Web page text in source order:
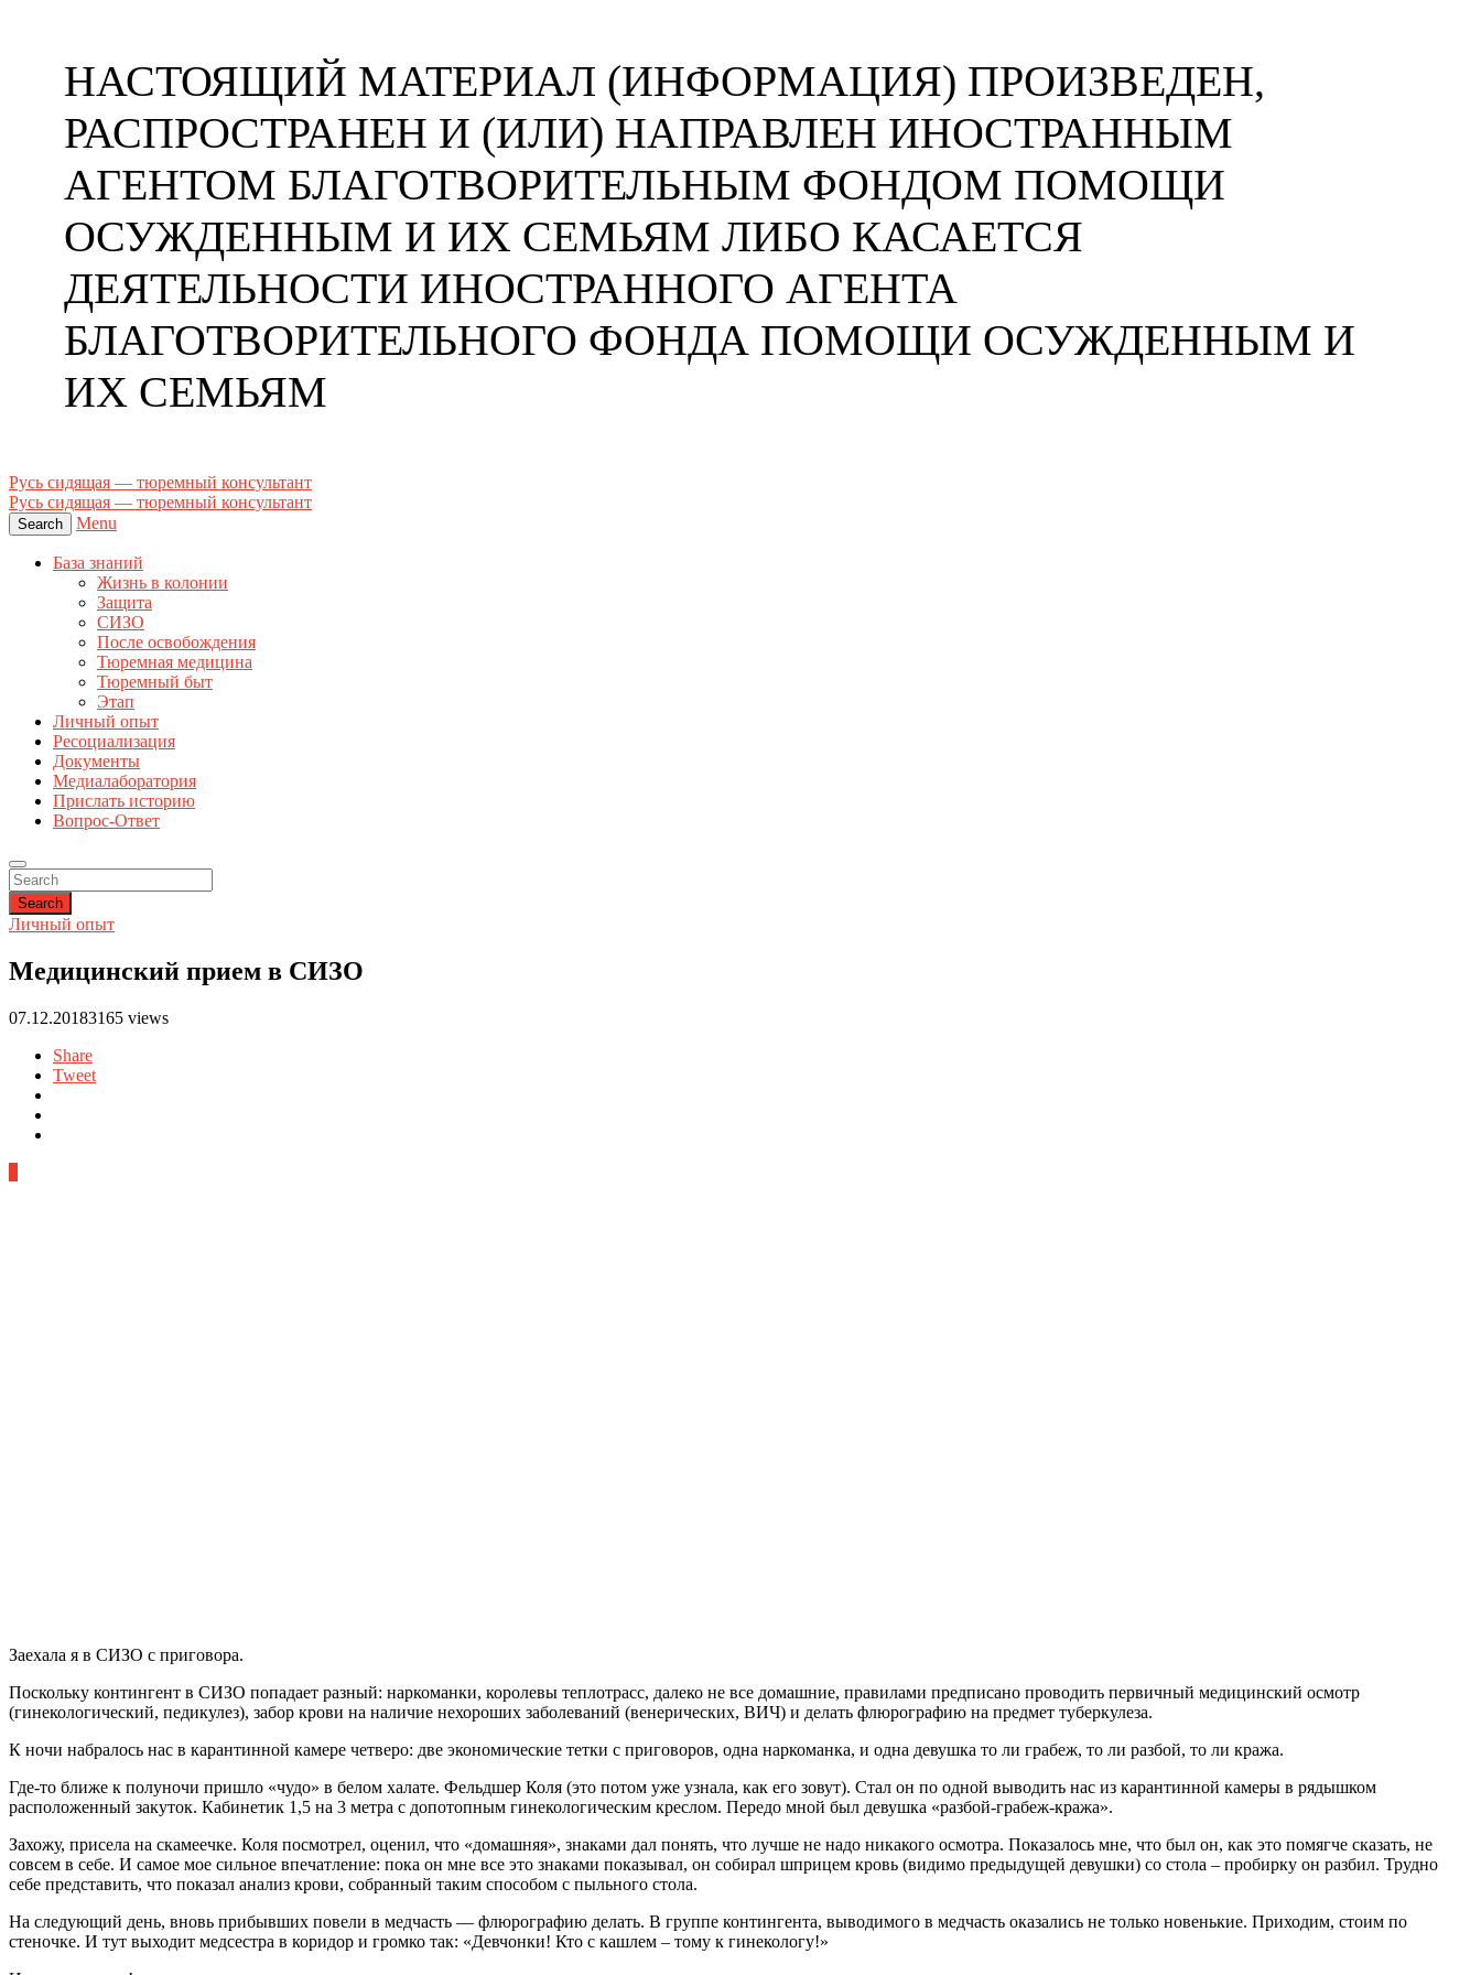
НАСТОЯЩИЙ МАТЕРИАЛ (ИНФОРМАЦИЯ) ПРОИЗВЕДЕН,
РАСПРОСТРАНЕН И (ИЛИ) НАПРАВЛЕН ИНОСТРАННЫМ
АГЕНТОМ БЛАГОТВОРИТЕЛЬНЫМ ФОНДОМ ПОМОЩИ
ОСУЖДЕННЫМ И ИХ СЕМЬЯМ ЛИБО КАСАЕТСЯ
ДЕЯТЕЛЬНОСТИ ИНОСТРАННОГО АГЕНТА
БЛАГОТВОРИТЕЛЬНОГО ФОНДА ПОМОЩИ ОСУЖДЕННЫМ И
ИХ СЕМЬЯМ
Русь сидящая — тюремный консультант
Русь сидящая — тюремный консультант
Search Menu
База знаний
Жизнь в колонии
Защита
СИЗО
После освобождения
Тюремная медицина
Тюремный быт
Этап
Личный опыт
Ресоциализация
Документы
Медиалаборатория
Прислать историю
Вопрос-Ответ
Search
Личный опыт
Медицинский прием в СИЗО
07.12.20183165 views
Share
Tweet
Заехала я в СИЗО с приговора.
Поскольку контингент в СИЗО попадает разный: наркоманки, королевы теплотрасс, далеко не все домашние, правилами предписано проводить первичный медицинский осмотр
(гинекологический, педикулез), забор крови на наличие нехороших заболеваний (венерических, ВИЧ) и делать флюрографию на предмет туберкулеза.
К ночи набралось нас в карантинной камере четверо: две экономические тетки с приговоров, одна наркоманка, и одна девушка то ли грабеж, то ли разбой, то ли кража.
Где-то ближе к полуночи пришло «чудо» в белом халате. Фельдшер Коля (это потом уже узнала, как его зовут). Стал он по одной выводить нас из карантинной камеры в рядышком
расположенный закуток. Кабинетик 1,5 на 3 метра с допотопным гинекологическим креслом. Передо мной был девушка «разбой-грабеж-кража».
Захожу, присела на скамеечке. Коля посмотрел, оценил, что «домашняя», знаками дал понять, что лучше не надо никакого осмотра. Показалось мне, что был он, как это помягче сказать, не
совсем в себе. И самое мое сильное впечатление: пока он мне все это знаками показывал, он собирал шприцем кровь (видимо предыдущей девушки) со стола – пробирку он разбил. Трудно
себе представить, что показал анализ крови, собранный таким способом с пыльного стола.
На следующий день, вновь прибывших повели в медчасть — флюрографию делать. В группе контингента, выводимого в медчасть оказались не только новенькие. Приходим, стоим по
стеночке. И тут выходит медсестра в коридор и громко так: «Девчонки! Кто с кашлем – тому к гинекологу!»